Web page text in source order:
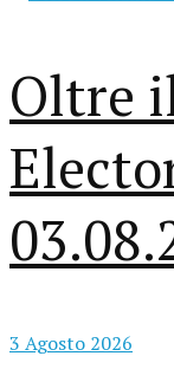
Oltre
3 Agosto 2026